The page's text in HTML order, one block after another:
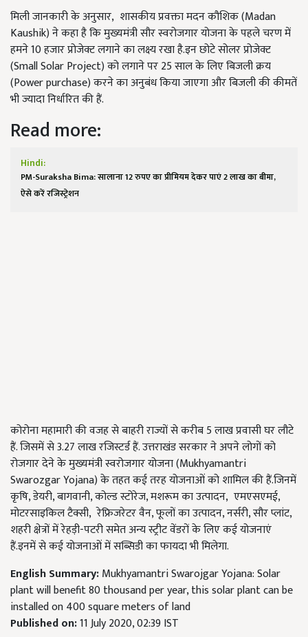
मिली जानकारी के अनुसार, शासकीय प्रवक्ता मदन कौशिक (Madan
Kaushik) ने कहा है कि मुख्यमंत्री सौर स्वरोजगार योजना के पहले चरण में
हमने 10 हजार प्रोजेक्ट लगाने का लक्ष्य रखा है.इन छोटे सोलर प्रोजेक्ट
(Small Solar Project) को लगाने पर 25 साल के लिए बिजली क्रय
(Power purchase) करने का अनुबंध किया जाएगा और बिजली की कीमतें
भी ज्यादा निर्धारित की हैं.
Read more:
Hindi:
PM-Suraksha Bima: सालाना 12 रुपए का प्रीमियम देकर पाएं 2 लाख का बीमा,
ऐसे करें रजिस्ट्रेशन
कोरोना महामारी की वजह से बाहरी राज्यों से करीब 5 लाख प्रवासी घर लौटे
हैं. जिसमें से 3.27 लाख रजिस्टर्ड हैं. उत्तराखंड सरकार ने अपने लोगों को
रोजगार देने के मुख्यमंत्री स्वरोजगार योजना (Mukhyamantri
Swarozgar Yojana) के तहत कई तरह योजनाओं को शामिल की हैं.जिनमें
कृषि, डेयरी, बागवानी, कोल्ड स्टोरेज, मशरूम का उत्पादन, एमएसएमई,
मोटरसाइकिल टैक्सी, रेफ्रिजरेटर वैन, फूलों का उत्पादन, नर्सरी, सौर प्लांट,
शहरी क्षेत्रों में रेहड़ी-पटरी समेत अन्य स्ट्रीट वेंडरों के लिए कई योजनाएं
हैं.इनमें से कई योजनाओं में सब्सिडी का फायदा भी मिलेगा.
English Summary:Mukhyamantri Swarojgar Yojana: Solar
plant will benefit 80 thousand per year, this solar plant can be
installed on 400 square meters of land
Published on:11 July 2020, 02:39 IST